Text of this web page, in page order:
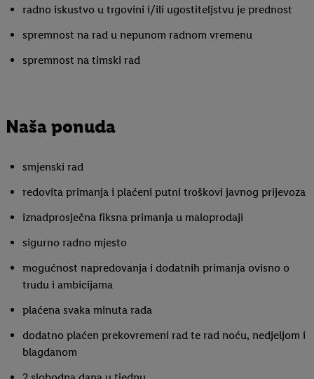
radno iskustvo u trgovini i/ili ugostiteljstvu je prednost
spremnost na rad u nepunom radnom vremenu
spremnost na timski rad
Naša ponuda
smjenski rad
redovita primanja i plaćeni putni troškovi javnog prijevoza
iznadprosječna fiksna primanja u maloprodaji
sigurno radno mjesto
mogućnost napredovanja i dodatnih primanja ovisno o
trudu i ambicijama
plaćena svaka minuta rada
dodatno plaćen prekovremeni rad te rad noću, nedjeljom i
blagdanom